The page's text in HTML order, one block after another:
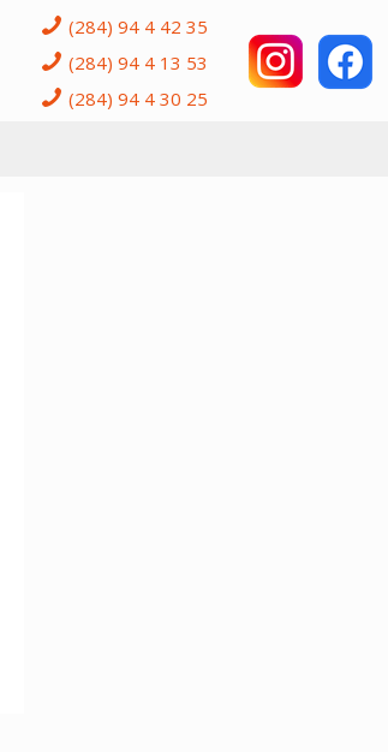
(284) 94 4 42 35
(284) 94 4 13 53
(284) 94 4 30 25